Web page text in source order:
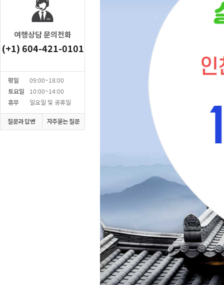
여행상담 문의전화
(+1) 604-421-0101
평일
09:00~18:00
토요일
10:00~14:00
휴무
일요일 및 공휴일
질문과 답변 자주묻는 질문